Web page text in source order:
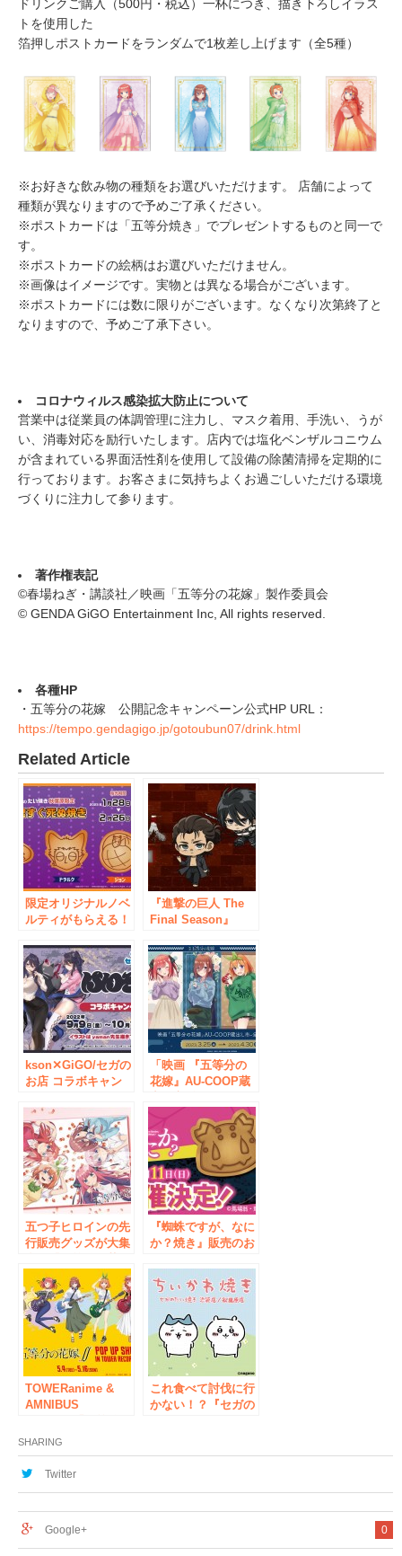
ドリンクご購入（500円・税込）一杯につき、描き下ろしイラス
トを使用した
箔押しポストカードをランダムで1枚差し上げます（全5種）
※お好きな飲み物の種類をお選びいただけます。 店舗によって
種類が異なりますので予めご了承ください。
※ポストカードは「五等分焼き」でプレゼントするものと同一で
す。
※ポストカードの絵柄はお選びいただけません。
※画像はイメージです。実物とは異なる場合がございます。
※ポストカードには数に限りがございます。なくなり次第終了と
なりますので、予めご了承下さい。
コロナウィルス感染拡大防止について
営業中は従業員の体調管理に注力し、マスク着用、手洗い、うが
い、消毒対応を励行いたします。店内では塩化ベンザルコニウム
が含まれている界面活性剤を使用して設備の除菌清掃を定期的に
行っております。お客さまに気持ちよくお過ごしいただける環境
づくりに注力して参ります。
著作権表記
©春場ねぎ・講談社／映画「五等分の花嫁」製作委員会
© GENDA GiGO Entertainment Inc, All rights reserved.
各種HP
・五等分の花嫁 公開記念キャンペーン公式HP URL：
https://tempo.gendagigo.jp/gotoubun07/drink.html
Related Article
限定オリジナルノベ
ルティがもらえる！
２』GiGOコラボ開
催のお知らせ
『進撃の巨人 The
Final Season』
お知らせ
kson✕GiGO/セガの
お店 コラボキャン
せ
「映画 『五等分の
花嫁』AU-COOP蔵
バン- 」開催のお知
らせ
五つ子ヒロインの先
行販売グッズが大集
嫁』ポップアップス
トアがAKIHABARA
ゲーマーズ本店にて
2/9〜開催決定
Blu-ray・DVDには
ゲーマーズ限定版
『蜘蛛ですが、なに
か？焼き』販売のお
TOWERanime &
AMNIBUS
花嫁∬ POP UP
SHOP in TOWER
RECORDS」を開
これ食べて討伐に行
かない！？『セガの
せ
SHARING
Twitter
0
Google+